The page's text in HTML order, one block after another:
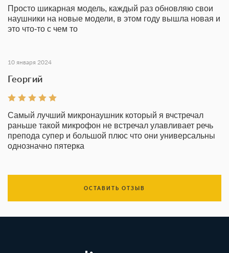
Просто шикарная модель, каждый раз обновляю свои
наушники на новые модели, в этом году вышла новая и
это что-то с чем то
10 января 2024
Георгий
Самый лучший микронаушник который я вчстречал
раньше такой микрофон не встречал улавливает речь
препода супер и большой плюс что они универсальны
однозначно пятерка
ОСТАВИТЬ ОТЗЫВ